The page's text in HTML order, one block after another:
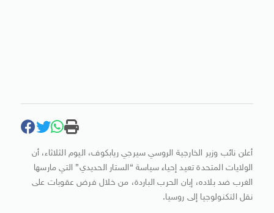
أعلن نائب وزير الخارجية الروسي سيرجي ريابكوف، اليوم الثلاثاء، أن
الولايات المتحدة تعيد إحياء سياسة “الستار الحديدي” التي مارسها
الغرب ضد بلاده، إبان الحرب الباردة، من خلال فرض عقوبات على
نقل التكنولوجيا إلى روسيا.